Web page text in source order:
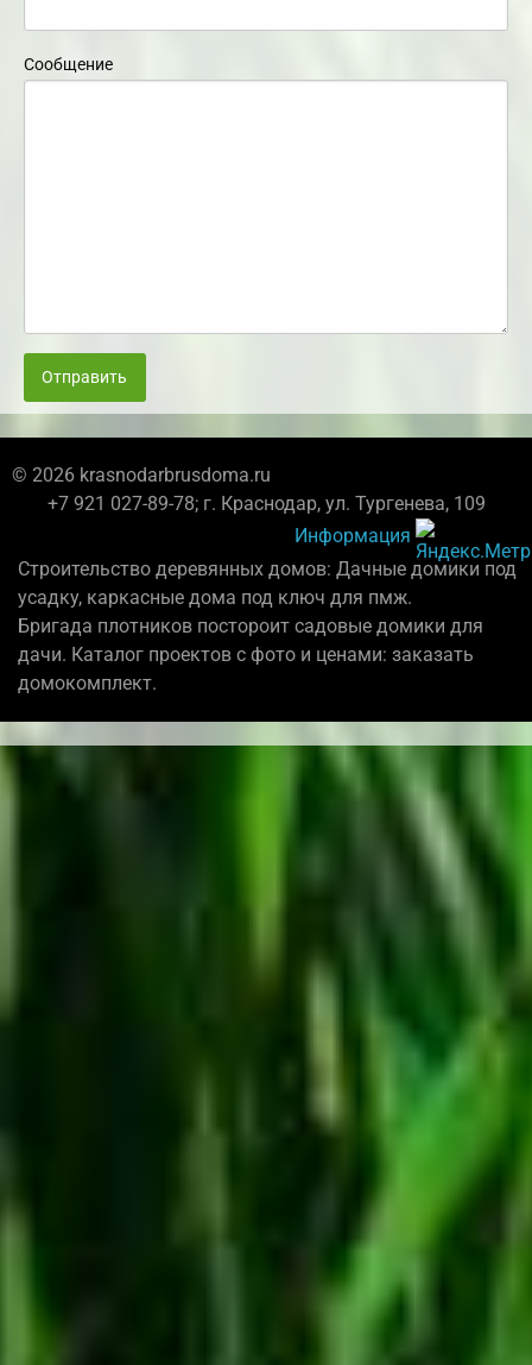
Сообщение
Отправить
© 2026 krasnodarbrusdoma.ru
+7 921 027-89-78; г. Краснодар, ул. Тургенева, 109
Информация
Строительство деревянных домов: Дачные домики под
усадку, каркасные дома под ключ для пмж.
Бригада плотников постороит садовые домики для
дачи. Каталог проектов с фото и ценами: заказать
домокомплект.